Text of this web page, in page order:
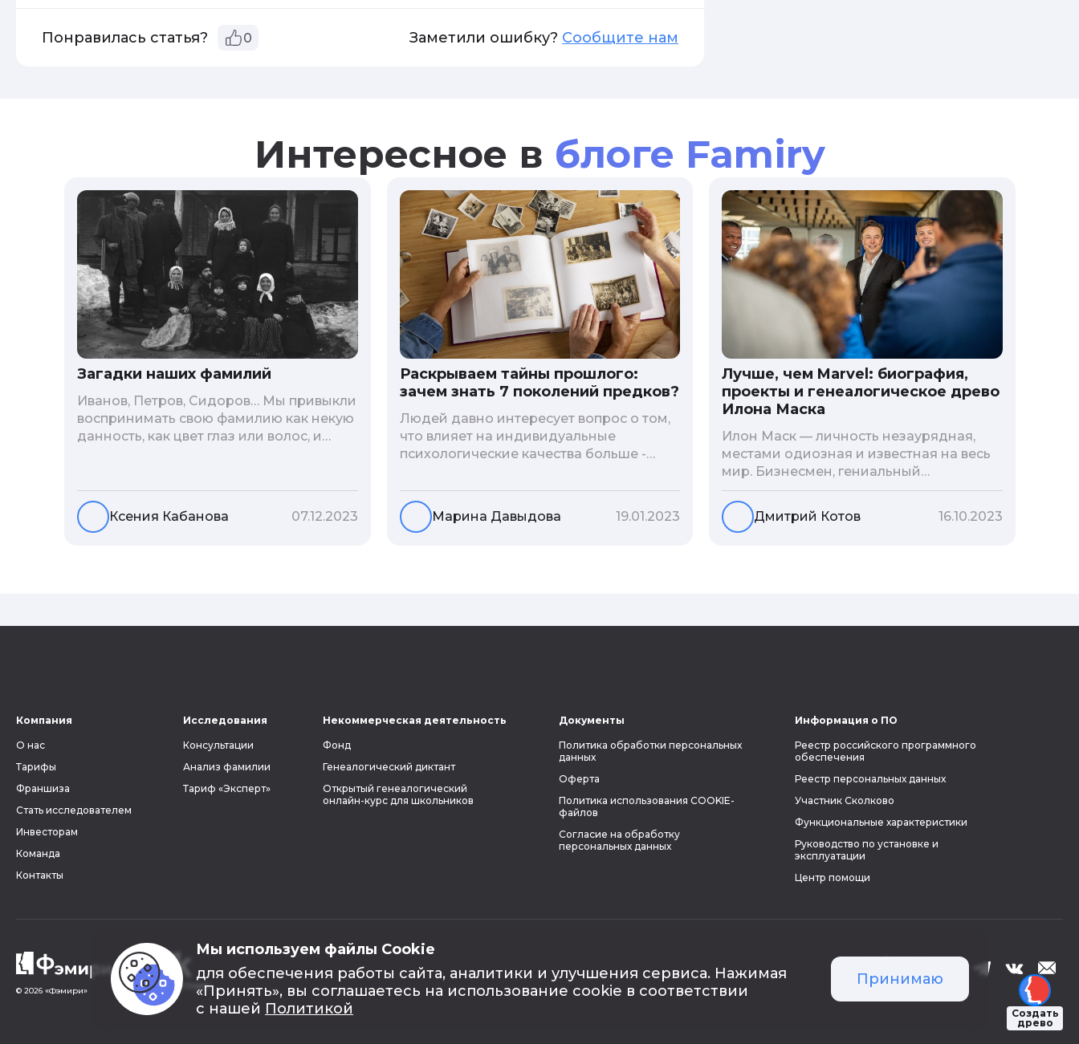
Понравилась статья? 0 Заметили ошибку? Сообщите нам
Интересное в блоге Famiry
Загадки наших фамилий
Иванов, Петров, Сидоров… Мы привыкли
воспринимать свою фамилию как некую
данность, как цвет глаз или волос, и
неблагозвучной или, наоборот,
«дворянской» фамилией, и какие
секреты она может раскрыть о судьбе
Ксения Кабанова 07.12.2023
Раскрываем тайны прошлого:
зачем знать 7 поколений предков?
Людей давно интересует вопрос о том,
что влияет на индивидуальные
психологические качества больше -
человека. В астрологической практике
существует понятие геноскоп - влияние
семи поколений предков на судьбу
Марина Давыдова 19.01.2023
Лучше, чем Marvel: биография,
проекты и генеалогическое древо
Илона Маска
Илон Маск — личность незаурядная,
местами одиозная и известная на весь
мир. Бизнесмен, гениальный
изобретатель и миллиардер, живой
прообраз экранного Железного
человека — настоящий супергерой в
поделиться с читателями блога фактами
Дмитрий Котов 16.10.2023
Компания
О нас
Тарифы
Франшиза
Стать исследователем
Инвесторам
Команда
Контакты
Исследования
Консультации
Анализ фамилии
Тариф «Эксперт»
Некоммерческая деятельность
Фонд
Генеалогический диктант
Открытый генеалогический
онлайн-курс для школьников
Документы
Политика обработки персональных
данных
Оферта
Политика использования COOKIE-
файлов
Согласие на обработку
персональных данных
Информация о ПО
Реестр российского программного
обеспечения
Реестр персональных данных
Участник Сколково
Функциональные характеристики
Руководство по установке и
эксплуатации
Центр помощи
© 2026 «Фэмири»
Мы используем файлы Cookie
для обеспечения работы сайта, аналитики и улучшения сервиса. Нажимая
«Принять», вы соглашаетесь на использование cookie в соответствии
с нашей Политикой
Принимаю
Создать
древо